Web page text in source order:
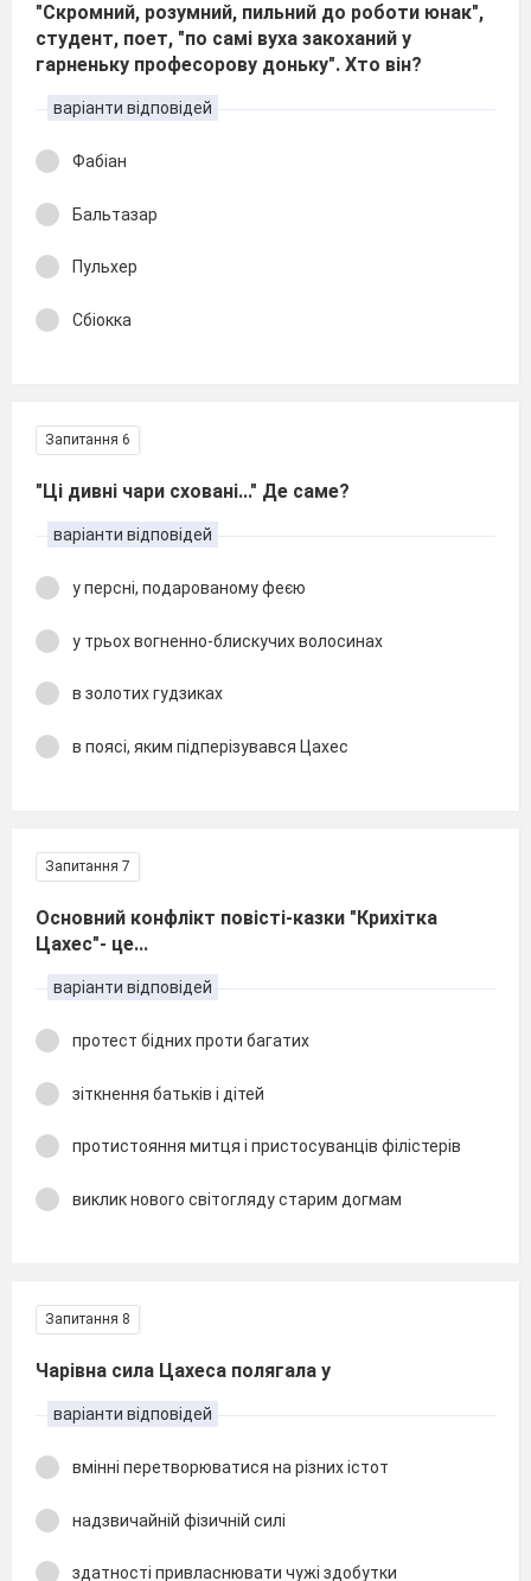
"Скромний, розумний, пильний до роботи юнак",
студент, поет, "по самі вуха закоханий у
гарненьку професорову доньку". Хто він?
варіанти відповідей
Фабіан
Бальтазар
Пульхер
Сбіокка
Запитання 6
"Ці дивні чари сховані..." Де саме?
варіанти відповідей
у персні, подарованому феєю
у трьох вогненно-блискучих волосинах
в золотих гудзиках
в поясі, яким підперізувався Цахес
Запитання 7
Основний конфлікт повісті-казки "Крихітка
Цахес"- це...
варіанти відповідей
протест бідних проти багатих
зіткнення батьків і дітей
протистояння митця і пристосуванців філістерів
виклик нового світогляду старим догмам
Запитання 8
Чарівна сила Цахеса полягала у
варіанти відповідей
вмінні перетворюватися на різних істот
надзвичайній фізичній силі
здатності привласнювати чужі здобутки